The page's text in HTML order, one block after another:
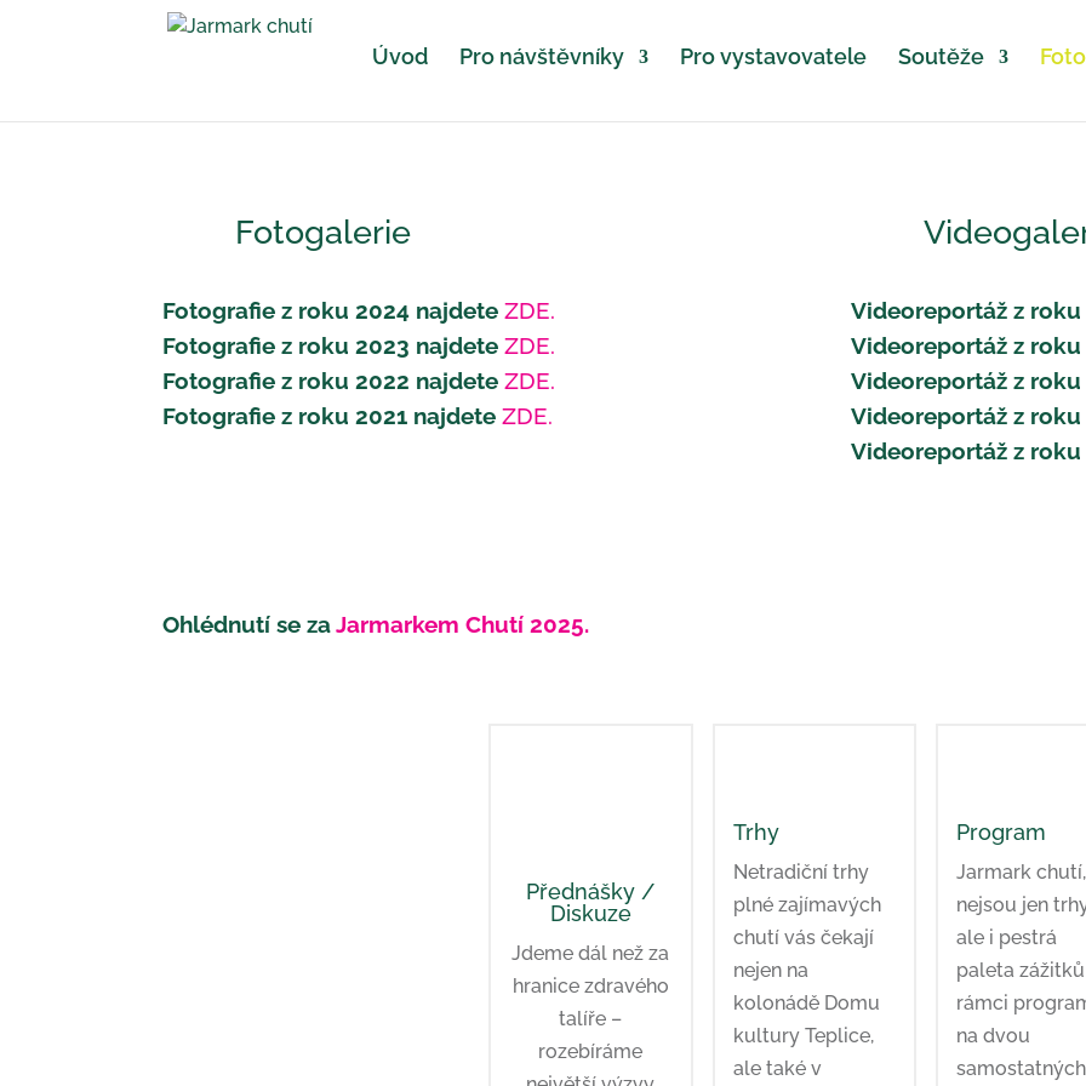
Úvod Pro návštěvníky Pro vystavovatele Soutěže
Fotogalerie
Fotografie z roku 2024 najdeteZDE.
Fotografie z roku 2023 najdeteZDE.
Fotografie z roku 2022 najdeteZDE.
Fotografie z roku 2021 najdeteZDE.
Videoreportáž z
Videoreportáž z
Videoreportáž z
Videoreportáž z
Videoreportáž z
Ohlédnutí se zaJarmarkem Chutí 2025.
Přednášky /
Diskuze
Jdeme dál než za
hranice zdravého
talíře –
rozebíráme
Trhy
Netradiční trhy
plné zajímavých
chutí vás čekají
nejen na
kolonádě Domu
kultury Teplice,
ale také v
Program
Jarmark
nejsou jen
ale i pestrá
paleta
rámci
na dvou
samostatných